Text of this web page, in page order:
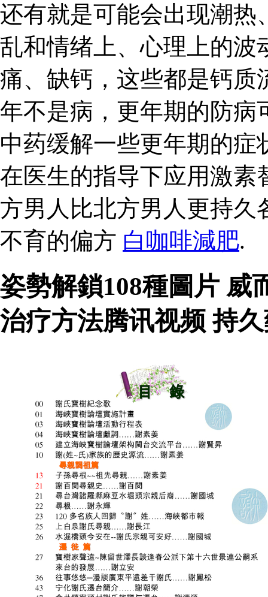
还有就是可能会出现潮热
乱和情绪上、心理上的波
痛、缺钙，这些都是钙质
年不是病，更年期的防病
中药缓解一些更年期的
在医生的指导下应用激
方男人比北方男人更持久
不育的偏方 白咖啡減肥.
姿勢解鎖108種圖片 威
治疗方法腾讯视频 持